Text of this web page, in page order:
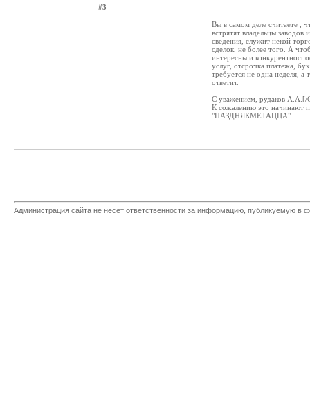
#3
Вы в самом деле считаете ,
встрятят владельцы
сведения, служит некой
сделок, не более того. А
интересны и
услуг, отсрочка платежа,
требуется не одна неделя,
ответит.
С уважением, рудаков А.А.[/
К сожалению это начинают
"ПАЗДНЯКМЕТАЦЦА"...
Администрация сайта не несет ответственности за информацию, публикуемую